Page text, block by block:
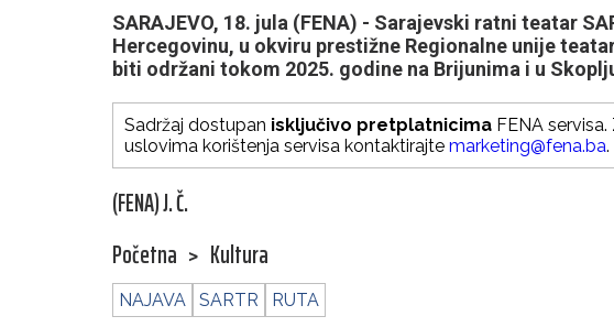
SARAJEVO, 18. jula (FENA) - Sarajevski ratni teatar
Hercegovinu, u okviru prestižne Regionalne unije
biti održani tokom 2025. godine na Brijunima i u
Sadržaj dostupan isključivo pretplatnicima FENA
uslovima korištenja servisa kontaktirajte marketing@fena.ba.
(FENA) J. Č.
Početna > Kultura
NAJAVA SARTR RUTA